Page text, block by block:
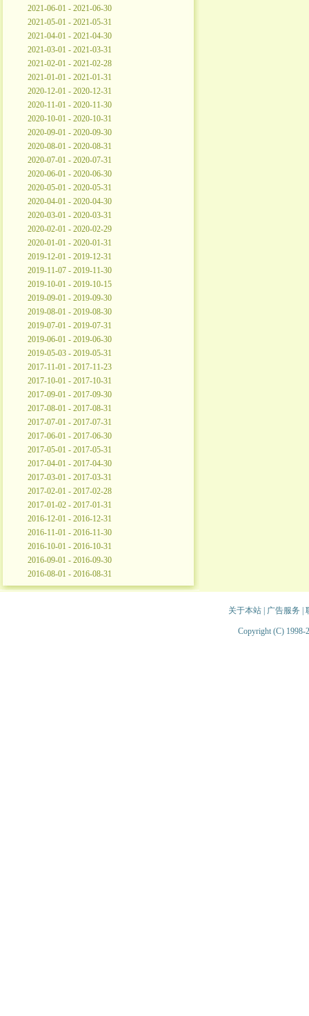
2021-06-01 - 2021-06-30
2021-05-01 - 2021-05-31
2021-04-01 - 2021-04-30
2021-03-01 - 2021-03-31
2021-02-01 - 2021-02-28
2021-01-01 - 2021-01-31
2020-12-01 - 2020-12-31
2020-11-01 - 2020-11-30
2020-10-01 - 2020-10-31
2020-09-01 - 2020-09-30
2020-08-01 - 2020-08-31
2020-07-01 - 2020-07-31
2020-06-01 - 2020-06-30
2020-05-01 - 2020-05-31
2020-04-01 - 2020-04-30
2020-03-01 - 2020-03-31
2020-02-01 - 2020-02-29
2020-01-01 - 2020-01-31
2019-12-01 - 2019-12-31
2019-11-07 - 2019-11-30
2019-10-01 - 2019-10-15
2019-09-01 - 2019-09-30
2019-08-01 - 2019-08-30
2019-07-01 - 2019-07-31
2019-06-01 - 2019-06-30
2019-05-03 - 2019-05-31
2017-11-01 - 2017-11-23
2017-10-01 - 2017-10-31
2017-09-01 - 2017-09-30
2017-08-01 - 2017-08-31
2017-07-01 - 2017-07-31
2017-06-01 - 2017-06-30
2017-05-01 - 2017-05-31
2017-04-01 - 2017-04-30
2017-03-01 - 2017-03-31
2017-02-01 - 2017-02-28
2017-01-02 - 2017-01-31
2016-12-01 - 2016-12-31
2016-11-01 - 2016-11-30
2016-10-01 - 2016-10-31
2016-09-01 - 2016-09-30
2016-08-01 - 2016-08-31
关于本站| 广告服务
Copyright (C) 1998-